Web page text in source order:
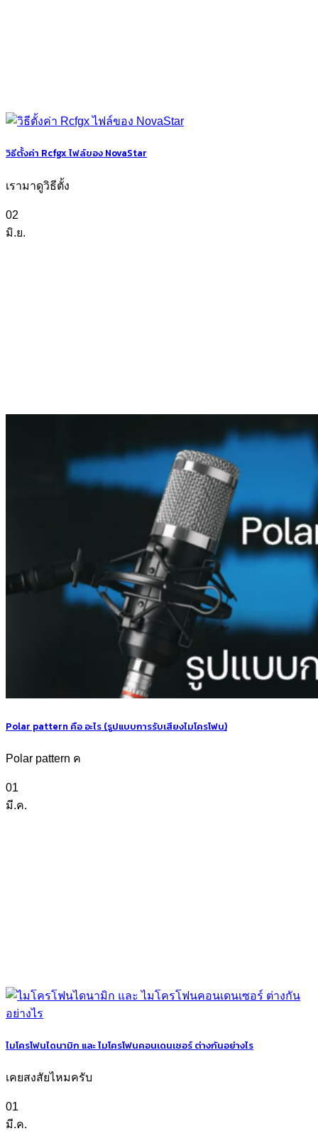
วิธีตั้งค่า Rcfgx ไฟล์ของ NovaStar
เรามาดูวิธีตั้ง
02
มิ.ย.
Polar pattern คือ อะไร (รูปแบบการรับเสียงไมโครโฟน)
Polar pattern ค
01
มี.ค.
ไมโครโฟนไดนามิก และ ไมโครโฟนคอนเดนเซอร์ ต่างกันอย่างไร
เคยสงสัยไหมครับ
01
มี.ค.